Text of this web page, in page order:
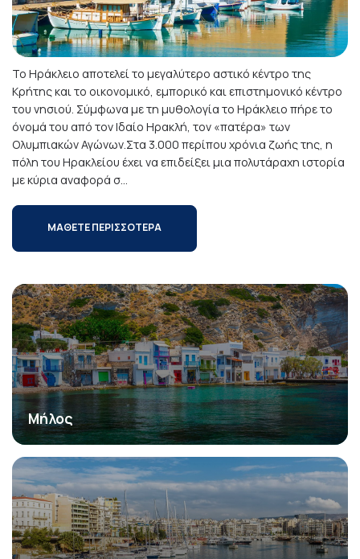
Το Ηράκλειο αποτελεί το μεγαλύτερο αστικό κέντρο της
Κρήτης και το οικονομικό, εμπορικό και επιστημονικό κέντρο
του νησιού. Σύμφωνα με τη μυθολογία το Ηράκλειο πήρε το
όνομά του από τον Ιδαίο Ηρακλή, τον «πατέρα» των
Ολυμπιακών Αγώνων.Στα 3.000 περίπου χρόνια ζωής της, η
πόλη του Ηρακλείου έχει να επιδείξει μια πολυτάραχη ιστορία
με κύρια αναφορά σ...
ΜΑΘΕΤΕ ΠΕΡΙΣΣΟΤΕΡΑ
Μήλος